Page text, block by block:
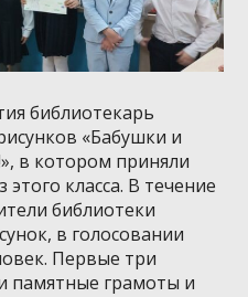
библиотекарь
«Бабушки и
в котором приняли
класса. В течение
библиотеки
в голосовании
Первые три
памятные грамоты и